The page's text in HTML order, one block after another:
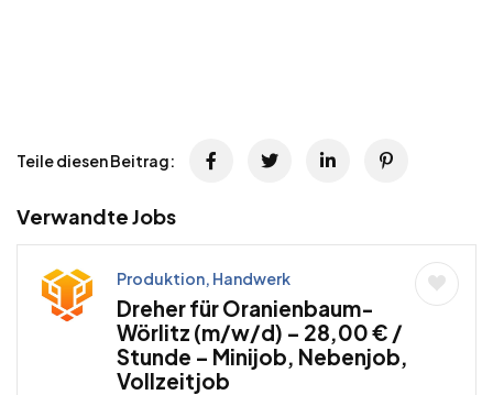
Teile diesen Beitrag:
Verwandte Jobs
Produktion, Handwerk
Dreher für Oranienbaum-
Wörlitz (m/w/d) – 28,00 € /
Stunde – Minijob, Nebenjob,
Vollzeitjob